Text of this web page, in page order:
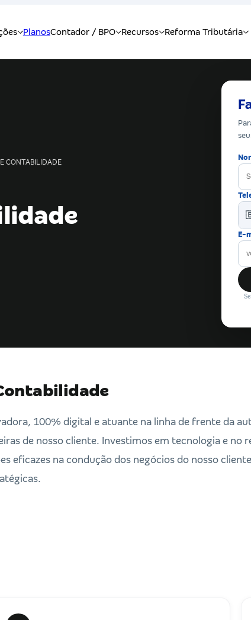
CONTABILIDADE
E-
100% digital e atuante na linha de frente da
de nosso cliente. Investimos em tecnologia e no
eficazes na condução dos negócios do nosso